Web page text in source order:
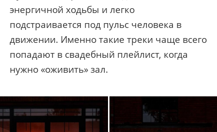
энергичной ходьбы и легко
подстраивается под пульс человека в
движении. Именно такие треки чаще всего
попадают в свадебный плейлист, когда
нужно «оживить» зал.